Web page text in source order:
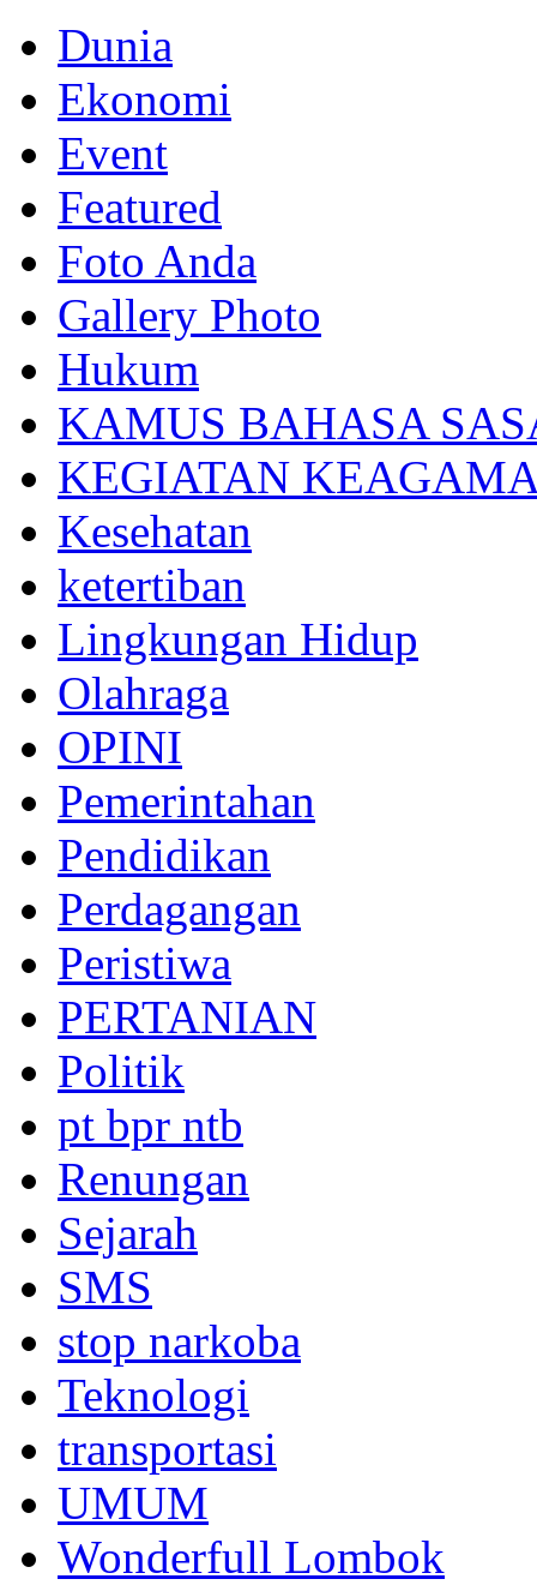
Dunia
Ekonomi
Event
Featured
Foto Anda
Gallery Photo
Hukum
KAMUS BAHASA
KEGIATAN
Kesehatan
ketertiban
Lingkungan Hidup
Olahraga
OPINI
Pemerintahan
Pendidikan
Perdagangan
Peristiwa
PERTANIAN
Politik
pt bpr ntb
Renungan
Sejarah
SMS
stop narkoba
Teknologi
transportasi
UMUM
Wonderfull Lombok